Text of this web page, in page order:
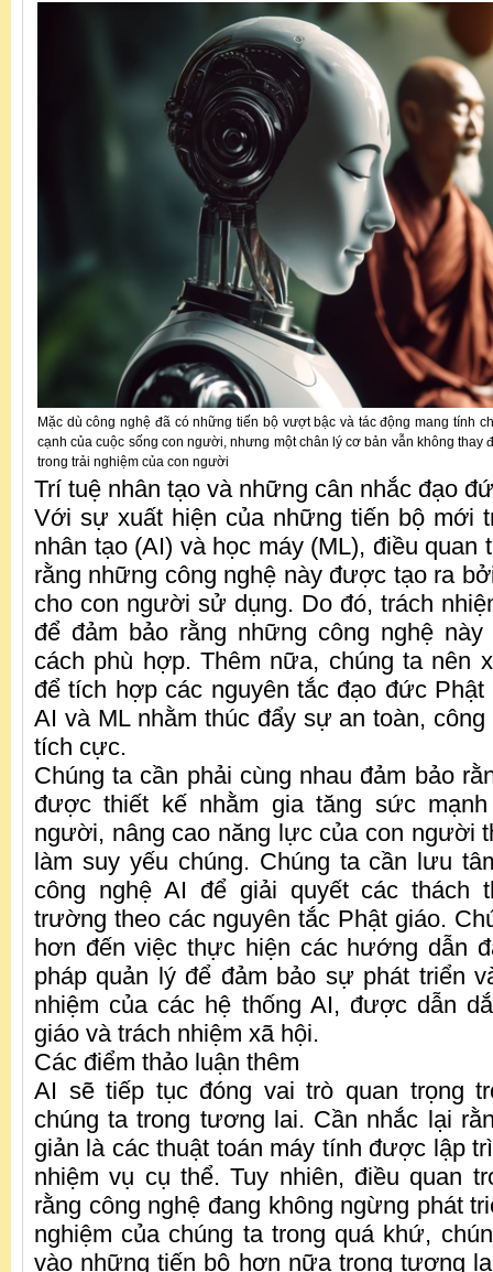
Mặc dù công nghệ đã có những tiến bộ vượt bậc và tác động mang tính
cạnh của cuộc sống con người, nhưng một chân lý cơ bản vẫn không thay
trong trải nghiệm của con người
Trí tuệ nhân tạo và những cân nhắc đạo
Với sự xuất hiện của những tiến bộ mới
nhân tạo (AI) và học máy (ML), điều quan
rằng những công nghệ này được tạo ra
cho con người sử dụng. Do đó, trách
để đảm bảo rằng những công nghệ
cách phù hợp. Thêm nữa, chúng ta nên
để tích hợp các nguyên tắc đạo đức Phật
AI và ML nhằm thúc đẩy sự an toàn,
tích cực.
Chúng ta cần phải cùng nhau đảm bảo
được thiết kế nhằm gia tăng sức
người, nâng cao năng lực của con người
làm suy yếu chúng. Chúng ta cần lưu
công nghệ AI để giải quyết các thách
trường theo các nguyên tắc Phật giáo.
hơn đến việc thực hiện các hướng dẫn
pháp quản lý để đảm bảo sự phát triển
nhiệm của các hệ thống AI, được dẫn
giáo và trách nhiệm xã hội.
Các điểm thảo luận thêm
AI sẽ tiếp tục đóng vai trò quan trọng
chúng ta trong tương lai. Cần nhắc lại
giản là các thuật toán máy tính được lập
nhiệm vụ cụ thể. Tuy nhiên, điều quan
rằng công nghệ đang không ngừng phát
nghiệm của chúng ta trong quá khứ,
vào những tiến bộ hơn nữa trong tương